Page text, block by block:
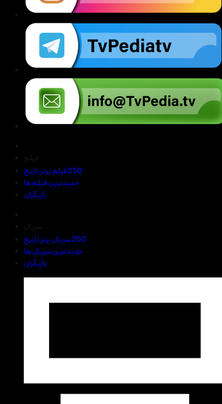
250 فیلم برتر تاریخ
جدیدترین فیلم ها
بازیگران
250 سریال برتر تاریخ
جدیدترین سریال ها
بازیگران